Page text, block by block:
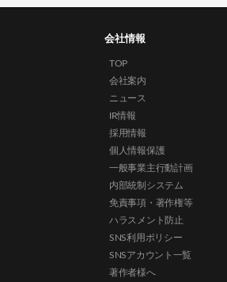
会社情報
TOP
会社案内
ニュース
IR情報
採用情報
個人情報保護
一般事業主行動計画
内部統制システム
免責事項・著作権等
ハラスメント防止
SNS利用ポリシー
SNSアカウント一覧
著作者様へ